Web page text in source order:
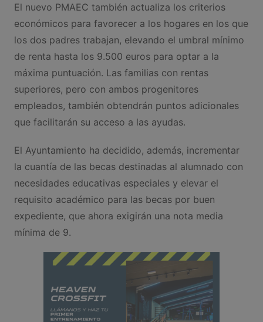
El nuevo PMAEC también actualiza los criterios
económicos para favorecer a los hogares en los que
los dos padres trabajan, elevando el umbral mínimo
de renta hasta los 9.500 euros para optar a la
máxima puntuación. Las familias con rentas
superiores, pero con ambos progenitores
empleados, también obtendrán puntos adicionales
que facilitarán su acceso a las ayudas.
El Ayuntamiento ha decidido, además, incrementar
la cuantía de las becas destinadas al alumnado con
necesidades educativas especiales y elevar el
requisito académico para las becas por buen
expediente, que ahora exigirán una nota media
mínima de 9.